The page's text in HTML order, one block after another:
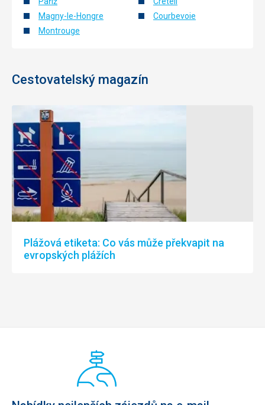
Magny-le-Hongre
Montrouge
Courbevoie
Cestovatelský magazín
Plážová etiketa: Co vás může překvapit na
evropských plážích